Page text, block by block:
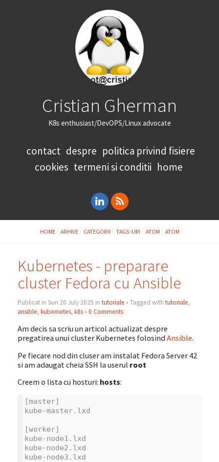
Cristian Gherman
K8s enthusiast/DevOPS/Linux advocate
contact despre politica privind fisiere
cookies termeni si conditii home
HOME ARHIVE CATEGORII TAGS-URI ATOM ATOM
Kubernetes - preparare
cluster Fedora cu Ansible
Publicat in Sun 20 July 2025 in tutoriale • Tagged with tutoriale,
ansible, kubernetes, k8s• 0 Comments
Am decis sa scriu un articol actualizat despre
pregatirea unui cluster Kubernetes folosind Ansible.
Pe fiecare nod din cluser am instalat Fedora Server 42
si am adaugat cheia SSH la userul root
Creem o lista cu hosturi: hosts:
[master]
kube-master.lxd
[worker]
kube-node1.lxd
kube-node2.lxd
kube-node3.lxd